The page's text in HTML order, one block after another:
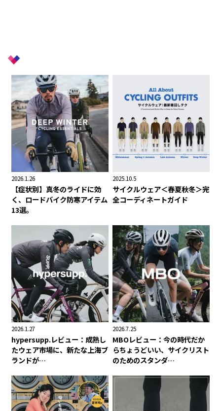
2026.1.26
【症状別】真冬のライドに効
く、ロードバイク防寒アイテム
13選。
2025.10.5
サイクルウェア＜春夏秋冬＞完
全コーディネートガイド
2026.1.27
hypersupp.レビュー：成熟し
たウェア市場に、新たな上海ブ
ランドが…
2026.7.25
MBOレビュー：今の時代だか
らちょうどいい、サイクリスト
のためのスタンダ…